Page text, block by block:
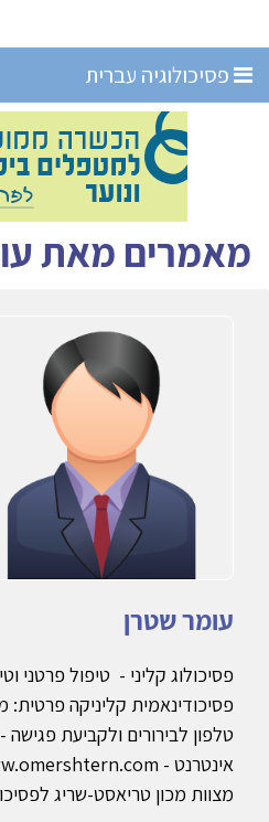
פסיכולוגיה עברית
מאמרים מאת
עומר שטרן
פסיכולוג קליני - טיפול פרטני
פסיכודינאמית קליניקה
מצוות מכון טריאסט-שריג